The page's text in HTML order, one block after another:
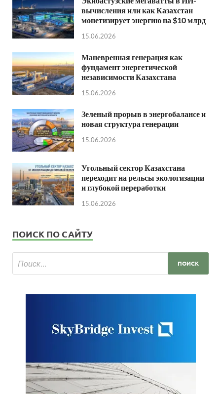
вычисления или как Казахстан
монетизирует энергию на $10 млрд
15.06.2026
Маневренная генерация как
фундамент энергетической
независимости Казахстана
15.06.2026
Зеленый прорыв в энергобалансе и
новая структура генерации
15.06.2026
Угольный сектор Казахстана
переходит на рельсы экологизации
и глубокой переработки
15.06.2026
ПОИСК ПО САЙТУ